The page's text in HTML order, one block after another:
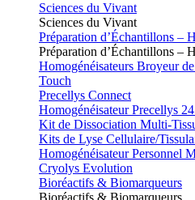
Sciences du Vivant
Sciences du Vivant
Préparation d’Échantillons –
Préparation d’Échantillons –
Homogénéisateurs Broyeur
Touch
Precellys Connect
Homogénéisateur Precellys
Kit de Dissociation Multi-
Kits de Lyse Cellulaire/
Homogénéisateur Personnel
Cryolys Evolution
Bioréactifs & Biomarqueurs
Bioréactifs & Biomarqueurs